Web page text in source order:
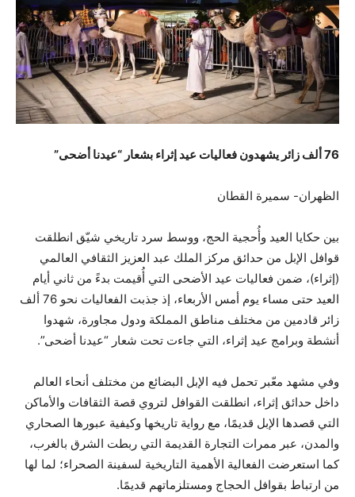
76 ألف زائر يشهدون فعاليات عيد إثراء بشعار “عيدنا أضحى”
الظهران- سميرة القطان
بين حكايا العيد وأُحجية الحج، ووسط سرد تاريخي شيّق انطلقت
قوافل الإبل من حدائق مركز الملك عبد العزيز الثقافي العالمي
(إثراء)، ضمن فعاليات عيد الأضحى التي أُقيمت بدءً من ثاني أيام
العيد حتى مساء يوم أمس الأربعاء، إذ جذبت الفعاليات نحو 76 ألف
زائر قادمين من مختلف مناطق المملكة ودول مجاورة، شهدوا
أنشطة وبرامج عيد إثراء، التي جاءت تحت شعار “عيدنا أضحى”.
وفي مشهد معّبر تحمل فيه الإبل البضائع من مختلف أنحاء العالم
داخل حدائق إثراء، انطلقت القوافل لتروي قصة الثقافات والأماكن
التي قصدها الإبل قديمًا، مع رواية تاريخها وكيفية عبورها الصحاري
والمدن، عبر ممرات التجارة القديمة التي ربطت الشرق بالغرب،
كما استعرضت الفعالية الأهمية التاريخية لسفينة الصحراء؛ لما لها
من ارتباط بقوافل الحجاج ومستلزماتهم قديمًا.